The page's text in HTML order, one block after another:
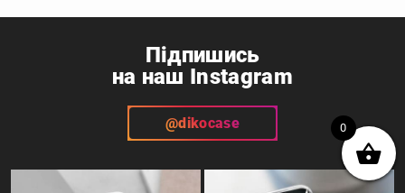
Підпишись
на наш Instagram
@dikocase 0